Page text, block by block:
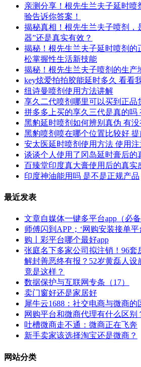
亲测分享！根先生兰夫子延时喷
验告诉你答案！
揭秘真相！根先生兰夫子喷剂，
器”还是真实有效？
揭秘！根先生兰夫子延时喷剂的
松掌握性生活新技能
揭秘！根先生兰夫子喷剂的生产
key炫爱拍拍胶能延时多久 看看
纽诗曼喷剂使用方法讲解
享久二代喷剂哪里可以买到正品
拼多多上买的享久三代是真的吗
黑豹延时喷剂如何辨别真伪 有
黑豹喷剂喷在哪个位置比较好
安太医延时喷剂使用方法 使用注
谈谈个人使用了冈岛延时膏后的
百臻堂印度真大膏使用后的真实
印度神油能用吗 是不是正规产品
最近发表
文章自媒体一键多平台app（必备
师傅闪到APP；‘网购安装接单平
购丨彩平台哪个最好app
张庭名下多家公司拟注销！96套
解封善恶终有报？52岁黄磊人设
竟是这样？
数据保护与互联网专条（17）
卖门窗好还是家居好
犀牛云1688：社交电商与微商的
网购平台和微商代理有什么区别
吐槽微商走不通：微商正在飞奔
新手卖家该选择淘宝还是微商？
网站分类